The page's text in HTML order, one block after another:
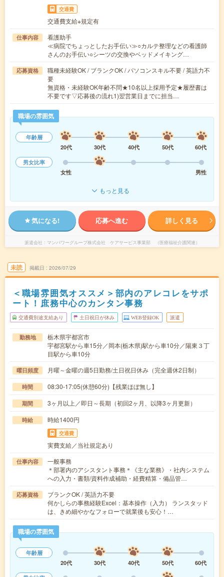
交通費
交通費支給※規定有
仕事内容
看護助手
≪病院でちょっとしたお手伝い≫○カルテ整理などの看護師
さんのお手伝い○シーツの交換やベッドメイキング…
応募資格
職種未経験OK / ブランクOK / パソコンスキル不要 / 英語力不
要
無資格・未経験OK年齢不問★10名以上採用予定★履歴書は
不要です▽応募後の流れ1)翌営業日までに担当…
職場の雰囲気
年齢層
20代
30代 40代 50代
60代
男女比率
女性
男性
もっと見る
気になる! 応募へ進む 詳しく見る
派遣会社 マンパワーグループ株式会社 ケアサービス事業部 （医療福祉介護関連）
未読 掲載日 2026/07/29
＜職場雰囲気オススメ＞部内のアレコレをサポ
ート！庶務中心のカンタン事務
交通費別途支給あり 土日祝日が休み WEB登録OK 派遣
勤務地
栃木県宇都宮市
宇都宮駅から車15分／岡本(栃木県)駅から車10分／陽東３丁
目駅から車10分
曜日頻度 月曜～金曜の週5日勤務/土日祝日休み（完全週休2日制）
時間 08:30-17:05(休憩60分)【残業ほぼ無し】
期間 3ヶ月以上／即日～長期（初回2ヶ月、以降3ヶ月更新）
時給 時給1400円
交通費
実費支給／当社規定あり
仕事内容
一般事務
＊部署内のアシスタント事務＊《主な業務》・社内システム
への入力・書類/資料作成補助・経費精算・備品管…
応募資格
ブランクOK / 英語力不要
何かしらの事務経験Excel：基本操作（入力） ランスタッド
は、きめ細やかなフォローで就業後も安心！…
職場の雰囲気
年齢層
20代
30代 40代 50代
60代